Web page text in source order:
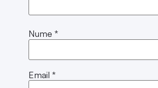
Nume *
Email *